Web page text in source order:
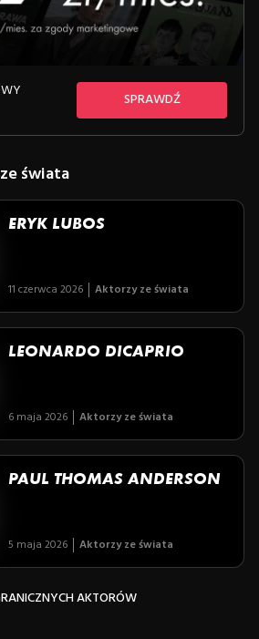
SPRAWDŹ
świata
ERYK LUBOS
11 czerwca 2026 Aktorzy ze świata
LEONARDO DICAPRIO
6 maja 2026 Aktorzy ze świata
PAUL THOMAS ANDERSON
5 maja 2026 Aktorzy ze świata
AKTORÓW